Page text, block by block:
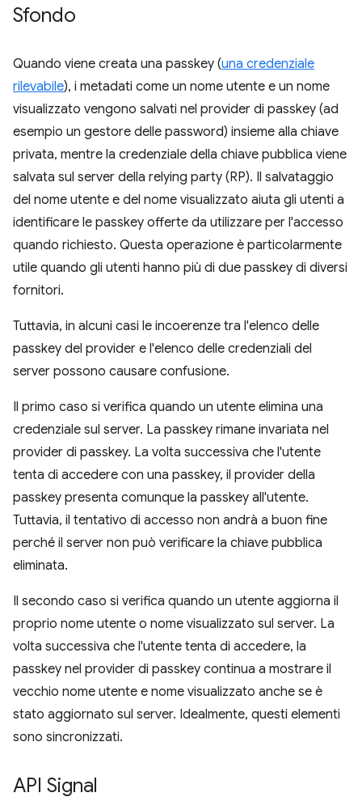
Sfondo
Quando viene creata una passkey (una credenziale
rilevabile), i metadati come un nome utente e un nome
visualizzato vengono salvati nel provider di passkey (ad
esempio un gestore delle password) insieme alla chiave
privata, mentre la credenziale della chiave pubblica viene
salvata sul server della relying party (RP). Il salvataggio
del nome utente e del nome visualizzato aiuta gli utenti a
identificare le passkey offerte da utilizzare per l'accesso
quando richiesto. Questa operazione è particolarmente
utile quando gli utenti hanno più di due passkey di diversi
fornitori.
Tuttavia, in alcuni casi le incoerenze tra l'elenco delle
passkey del provider e l'elenco delle credenziali del
server possono causare confusione.
Il primo caso si verifica quando un utente elimina una
credenziale sul server. La passkey rimane invariata nel
provider di passkey. La volta successiva che l'utente
tenta di accedere con una passkey, il provider della
passkey presenta comunque la passkey all'utente.
Tuttavia, il tentativo di accesso non andrà a buon fine
perché il server non può verificare la chiave pubblica
eliminata.
Il secondo caso si verifica quando un utente aggiorna il
proprio nome utente o nome visualizzato sul server. La
volta successiva che l'utente tenta di accedere, la
passkey nel provider di passkey continua a mostrare il
vecchio nome utente e nome visualizzato anche se è
stato aggiornato sul server. Idealmente, questi elementi
sono sincronizzati.
API Signal